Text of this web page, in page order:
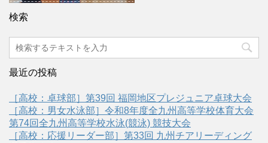
検索
最近の投稿
［高校：卓球部］第39回 福岡地区プレジュニア卓球大会
［高校：男女水泳部］令和8年度全九州高等学校体育大会
第74回全九州高等学校水泳(競泳) 競技大会
［高校：応援リーダー部］第33回 九州チアリーディング